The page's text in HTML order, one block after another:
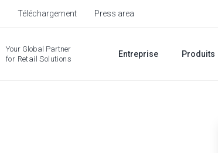
Téléchargement Press area
Your Global Partner
for Retail Solutions
Entreprise Produits